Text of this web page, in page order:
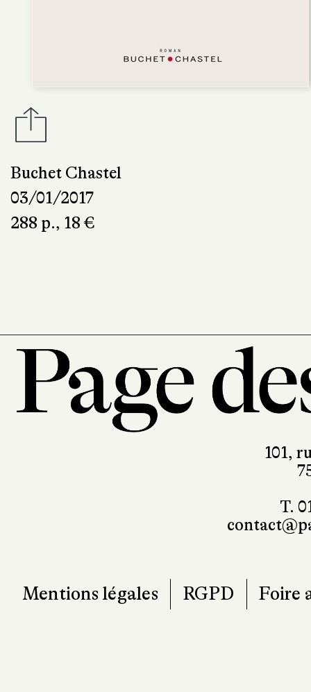
Buchet Chastel
03/01/2017
288 p., 18 €
101,
T.
Mentions légales RGPD Foire